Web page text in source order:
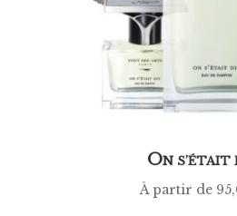
ON S’ÉTAIT
À partir de